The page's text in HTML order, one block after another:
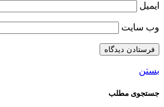
ایمیل
وب‌ سایت
بستن
جستجوی مطلب